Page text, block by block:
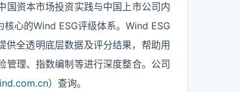
国资本市场投资实践与中国上市公司内
心的Wind ESG评级体系。Wind ESG
全透明底层数据及评分结果，帮助用
管理、指数编制等进行深度整合。公司
） 查询。